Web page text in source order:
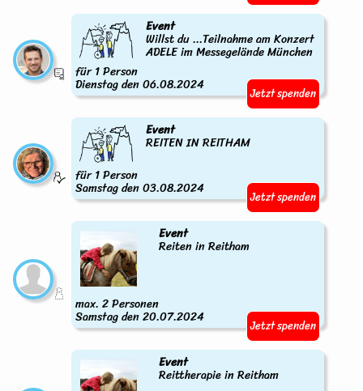
Event
Willst du ...Teilnahme am Konzert
ADELE im Messegelände München
für 1 Person
Dienstag den 06.08.2024 Jetzt spenden
Event
REITEN IN REITHAM
für 1 Person
Samstag den 03.08.2024 Jetzt spenden
Event
Reiten in Reitham
max. 2 Personen
Samstag den 20.07.2024 Jetzt spenden
Event
Reittherapie in Reitham